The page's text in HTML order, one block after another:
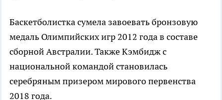
Баскетболистка сумела завоевать бронзовую
медаль Олимпийских игр 2012 года в составе
сборной Австралии. Также Кэмбидж с
национальной командой становилась
серебряным призером мирового первенства
2018 года.